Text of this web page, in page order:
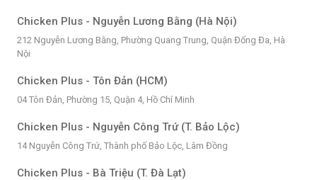
Chicken Plus - Nguyễn Lương Bằng (Hà Nội)
212 Nguyễn Lương Bằng, Phường Quang Trung, Quận Đống Đa, Hà
Nội
Chicken Plus - Tôn Đản (HCM)
04 Tôn Đản, Phường 15, Quận 4, Hồ Chí Minh
Chicken Plus - Nguyễn Công Trứ (T. Bảo Lộc)
14 Nguyễn Công Trứ, Thành phố Bảo Lộc, Lâm Đồng
Chicken Plus - Bà Triệu (T. Đà Lạt)